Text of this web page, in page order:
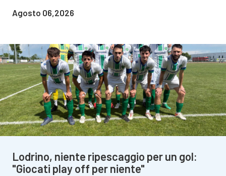
Agosto 06,2026
Lodrino, niente ripescaggio per un gol:
"Giocati play off per niente"